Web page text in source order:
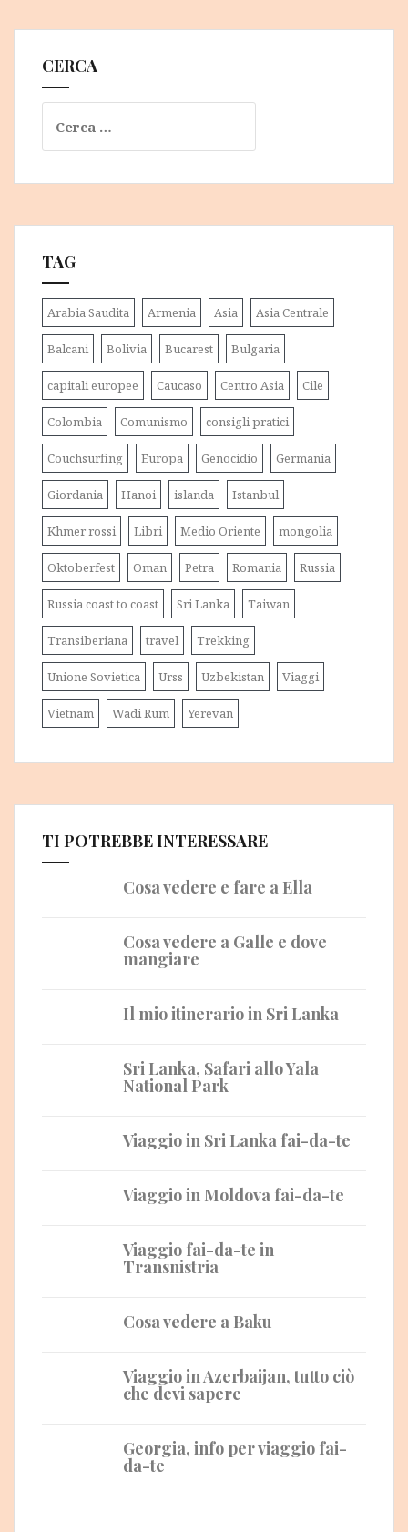
CERCA
per:
TAG
Arabia Saudita Armenia Asia Asia Centrale
Balcani Bolivia Bucarest Bulgaria
capitali europee Caucaso Centro Asia Cile
Colombia Comunismo consigli pratici
Couchsurfing Europa Genocidio Germania
Giordania Hanoi islanda Istanbul
Khmer rossi Libri Medio Oriente mongolia
Oktoberfest Oman Petra Romania Russia
Russia coast to coast Sri Lanka Taiwan
Transiberiana travel Trekking
Unione Sovietica Urss Uzbekistan Viaggi
Vietnam Wadi Rum Yerevan
TI POTREBBE INTERESSARE
Cosa vedere e fare a Ella
Cosa vedere a Galle e dove
mangiare
Il mio itinerario in Sri Lanka
Sri Lanka, Safari allo Yala
National Park
Viaggio in Sri Lanka fai-da-te
Viaggio in Moldova fai-da-te
Viaggio fai-da-te in
Transnistria
Cosa vedere a Baku
Viaggio in Azerbaijan, tutto ciò
che devi sapere
Georgia, info per viaggio fai-
da-te